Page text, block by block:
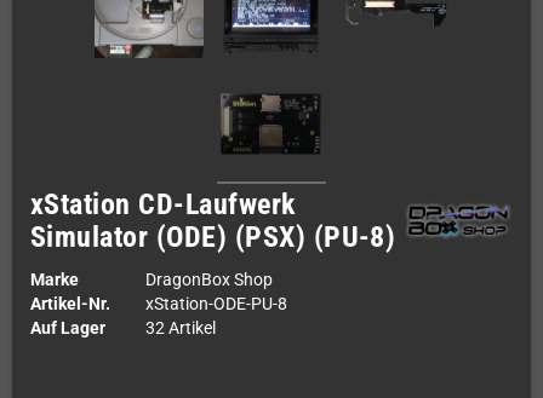
xStation CD-Laufwerk
Simulator (ODE) (PSX) (PU-8)
Marke
DragonBox Shop
Artikel-Nr.
xStation-ODE-PU-8
Auf Lager
32 Artikel